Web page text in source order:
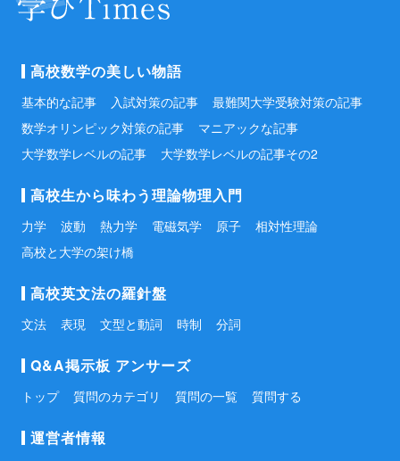
高校数学の美しい物語
基本的な記事 入試対策の記事
最難関大学受験対策の記事
数学オリンピック対策の記事
マニアックな記事
大学数学レベルの記事
大学数学レベルの記事その2
高校生から味わう理論物理入門
力学 波動 熱力学 電磁気学 原子
相対性理論
高校と大学の架け橋
高校英文法の羅針盤
文法 表現 文型と動詞 時制 分詞
Q&A掲示板 アンサーズ
トップ 質問のカテゴリ 質問の一覧 質問する
運営者情報